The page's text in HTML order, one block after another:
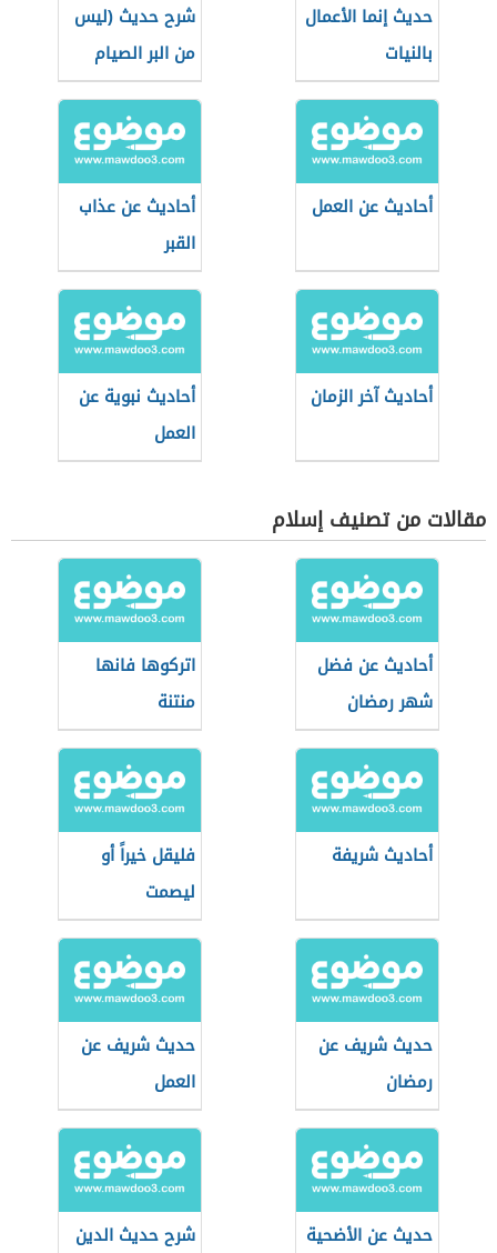
حديث إنما الأعمال
بالنيات
شرح حديث (ليس
من البر الصيام
في السفر)
أحاديث عن العمل
أحاديث عن عذاب
القبر
أحاديث آخر الزمان
أحاديث نبوية عن
العمل
مقالات من تصنيف إسلام
أحاديث عن فضل
شهر رمضان
اتركوها فانها
منتنة
أحاديث شريفة
فليقل خيراً أو
ليصمت
حديث شريف عن
رمضان
حديث شريف عن
العمل
حديث عن الأضحية
شرح حديث الدين